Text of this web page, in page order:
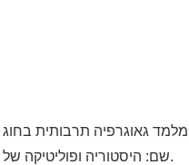
מלמד גאוגרפיה תרבותית
שם: היסטוריה ופוליטיקה של שמות רחובות בישראל ראה אור בהוצאת כרמל ב-2012.